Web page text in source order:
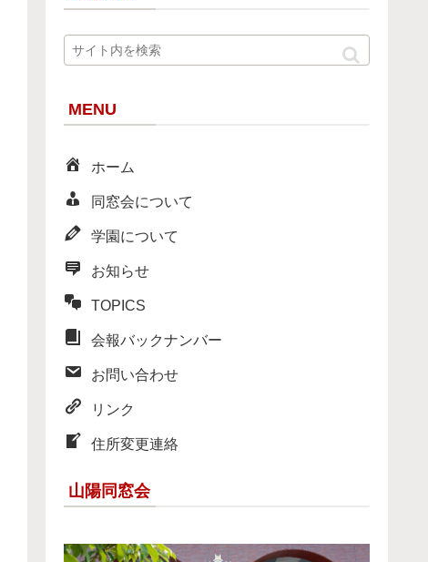
MENU
ホーム
同窓会について
学園について
お知らせ
TOPICS
会報バックナンバー
お問い合わせ
リンク
住所変更連絡
山陽同窓会